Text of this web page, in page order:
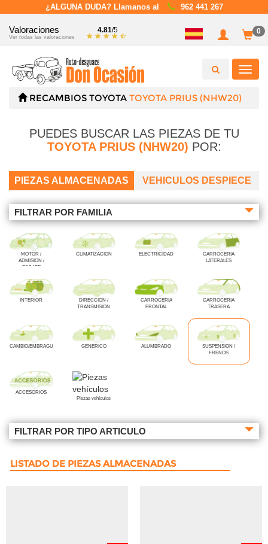
¿ALGUNA DUDA? Llamanos al 962 441 267
Valoraciones
Ver todas las valoraciones
4.81/5 0
RECAMBIOS TOYOTA TOYOTA PRIUS (NHW20)
PUEDES BUSCAR LAS PIEZAS DE TU
TOYOTA PRIUS (NHW20) POR:
PIEZAS ALMACENADAS VEHICULOS DESPIECE
FILTRAR POR FAMILIA
MOTOR /
ADMISION /
ESCAPE
CLIMATIZACION ELECTRICIDAD
CARROCERIA
LATERALES
INTERIOR
DIRECCION /
TRANSMISION
CARROCERIA
FRONTAL
CARROCERIA
TRASERA
CAMBIO/EMBRAGUE GENERICO ALUMBRADO
SUSPENSION /
FRENOS
ACCESORIOS
Piezas vehículos
FILTRAR POR TIPO ARTICULO
LISTADO DE PIEZAS ALMACENADAS